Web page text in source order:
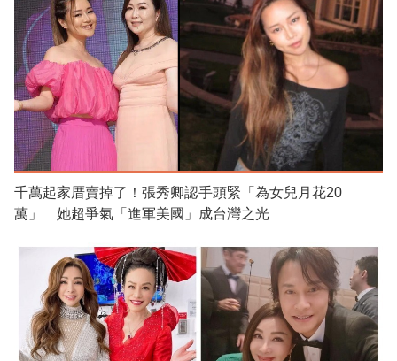
千萬起家厝賣掉了！張秀卿認手頭緊「為女兒月花20
萬」 她超爭氣「進軍美國」成台灣之光